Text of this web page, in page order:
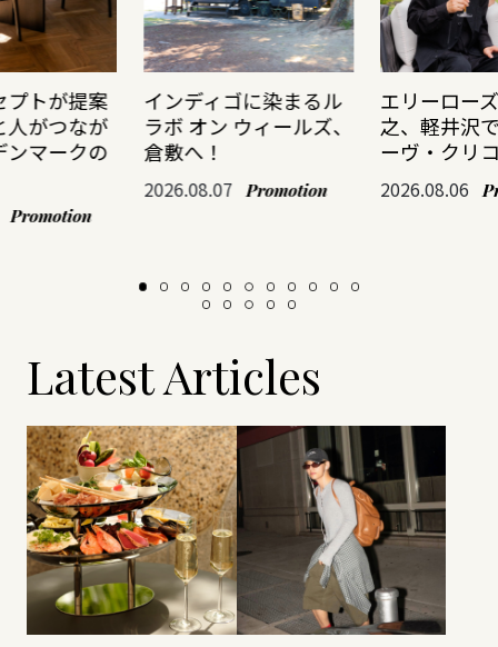
プトが提案
人がつなが
ンマークの
Promotion
インディゴに染まるル
ラボ オン ウィールズ、
倉敷へ！
2026.08.07 Promotion
エリーロー
之、軽井沢
ーヴ・クリ
2026.08.06
Latest Articles